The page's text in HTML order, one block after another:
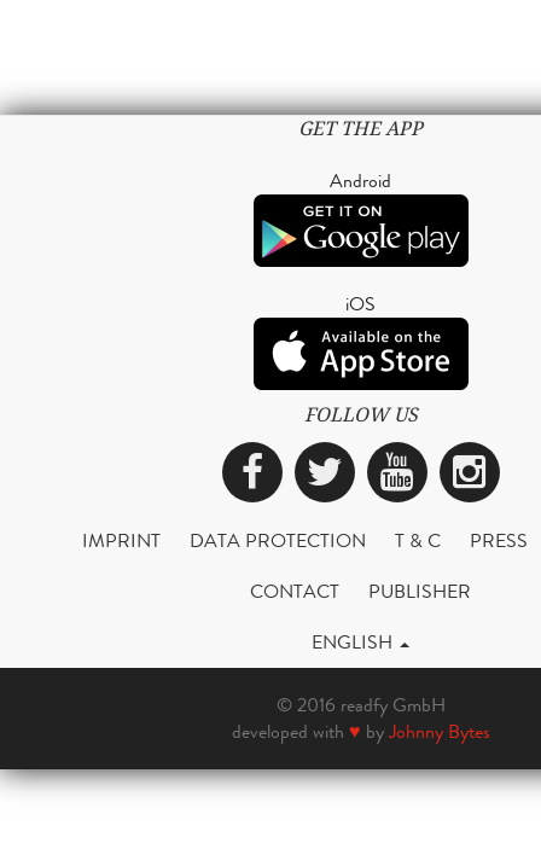
GET THE APP
Android
iOS
FOLLOW US
Facebook
Twitter
IMPRINT DATA PROTECTION T & C
PRESS
CONTACT
PUBLISHER
ENGLISH
© 2016 readfy GmbH
developed with ♥ byJohnny Bytes